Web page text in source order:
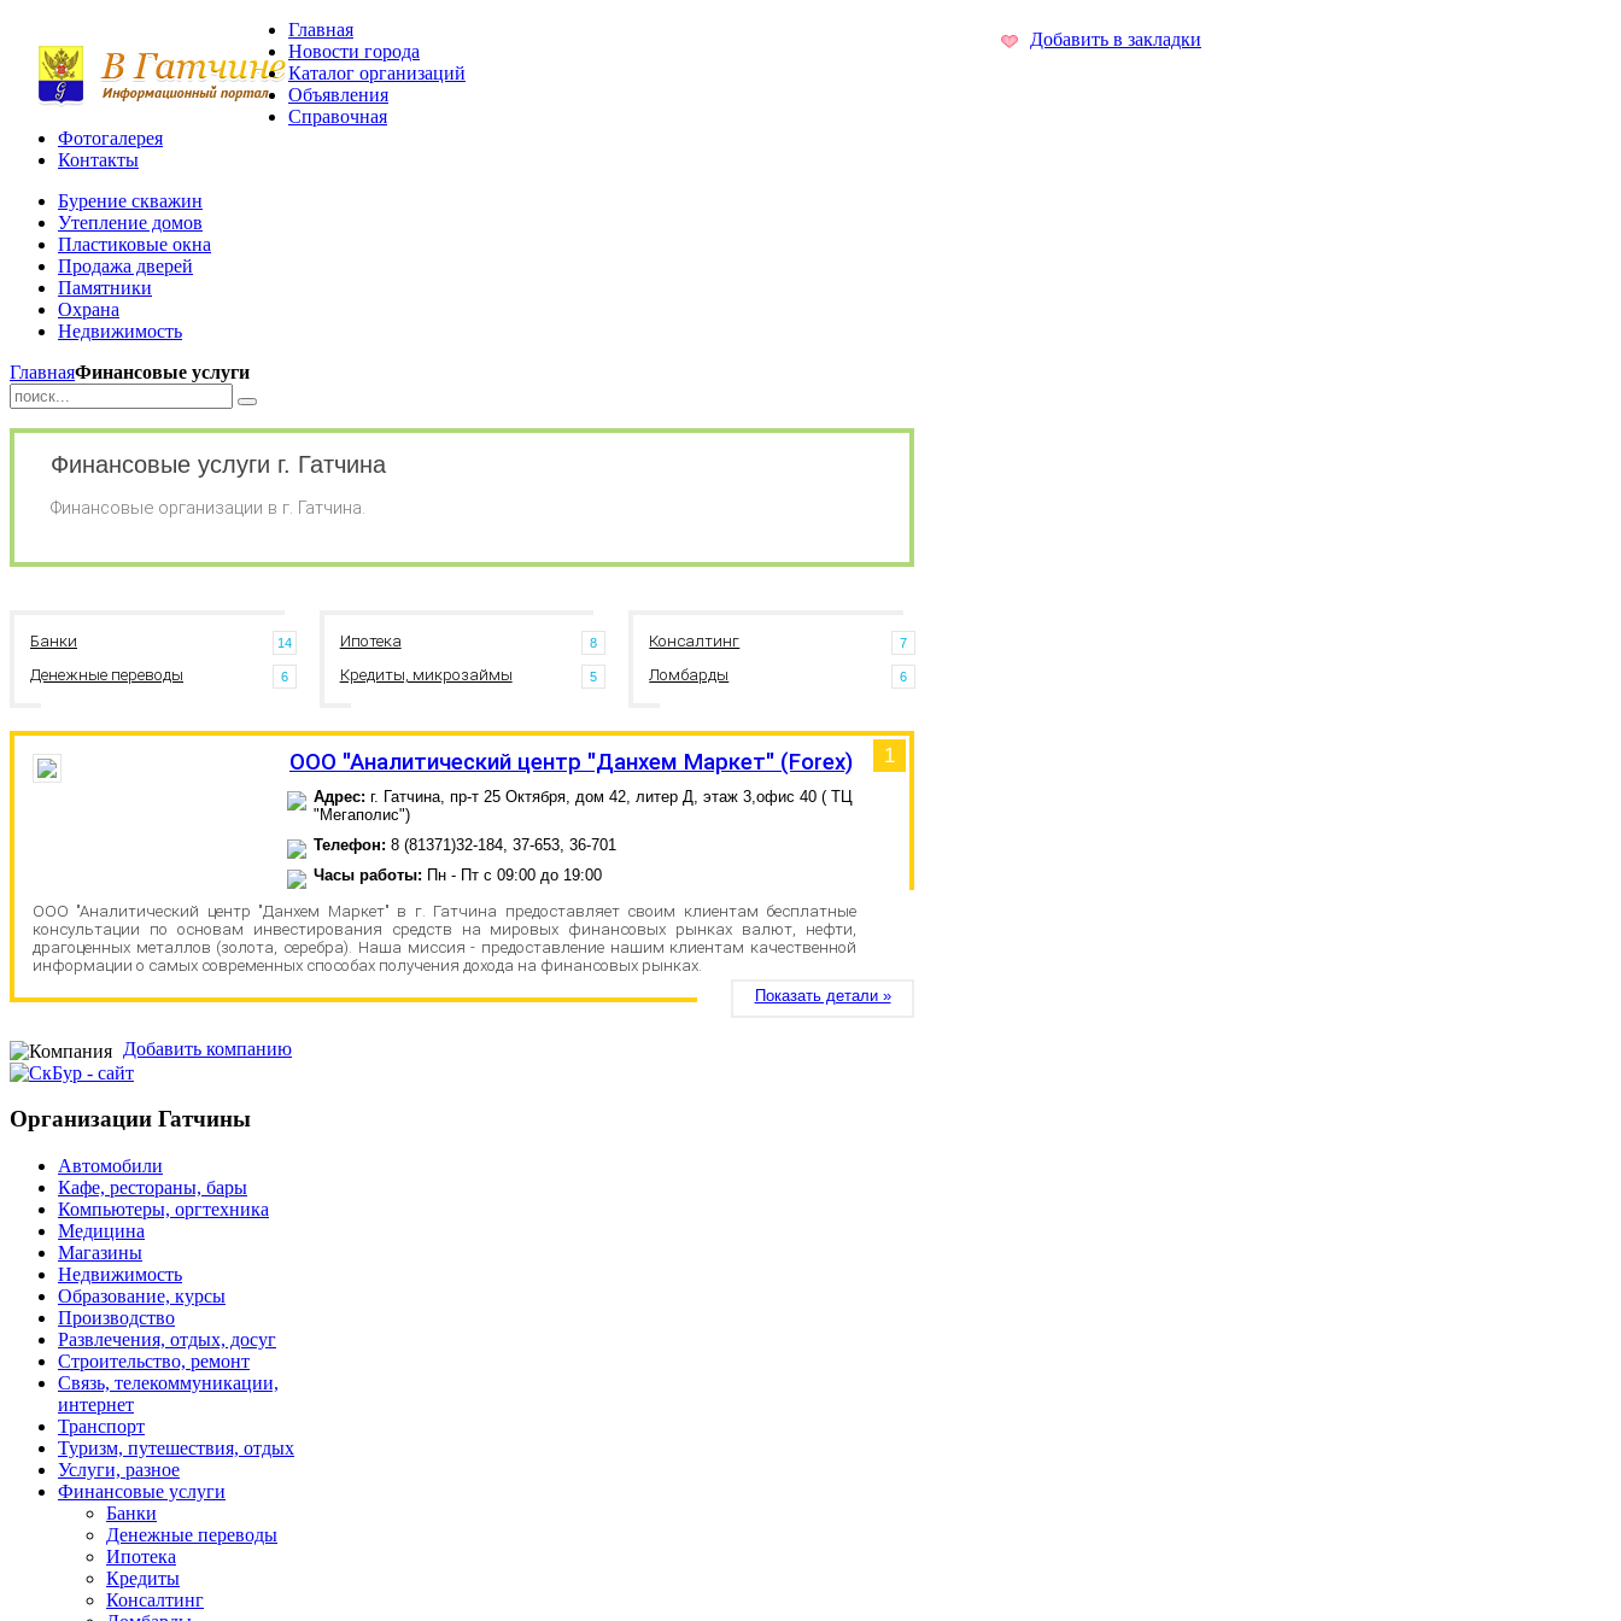
Добавить в закладки
Главная
Новости города
Каталог организаций
Объявления
Справочная
Фотогалерея
Контакты
Бурение скважин
Утепление домов
Пластиковые окна
Продажа дверей
Памятники
Охрана
Недвижимость
ГлавнаяФинансовые услуги
Финансовые услуги г. Гатчина
Финансовые организации в г. Гатчина.
Банки 14
Денежные переводы 6
Ипотека 8
Кредиты, микрозаймы 5
Консалтинг 7
Ломбарды 6
1
ООО "Аналитический центр "Данхем Маркет" (Forex)
Адрес: г. Гатчина, пр-т 25 Октября, дом 42, литер Д, этаж 3,офис 40 ( ТЦ
"Мегаполис")
Телефон: 8 (81371)32-184, 37-653, 36-701
Часы работы: Пн - Пт с 09:00 до 19:00
ООО "Аналитический центр "Данхем Маркет" в г. Гатчина предоставляет своим клиентам бесплатные
консультации по основам инвестирования средств на мировых финансовых рынках валют, нефти,
драгоценных металлов (золота, серебра). Наша миссия - предоставление нашим клиентам качественной
информации о самых современных способах получения дохода на финансовых рынках.
Показать детали »
Добавить компанию
Организации Гатчины
Автомобили
Кафе, рестораны, бары
Компьютеры, оргтехника
Медицина
Магазины
Недвижимость
Образование, курсы
Производство
Развлечения, отдых, досуг
Строительство, ремонт
Связь, телекоммуникации,
интернет
Транспорт
Туризм, путешествия, отдых
Услуги, разное
Финансовые услуги
Банки
Денежные переводы
Ипотека
Кредиты
Консалтинг